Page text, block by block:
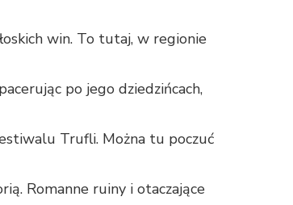
win. To tutaj, w regionie
po jego dziedzińcach,
Trufli. Można tu poczuć
Romanne ruiny i otaczające